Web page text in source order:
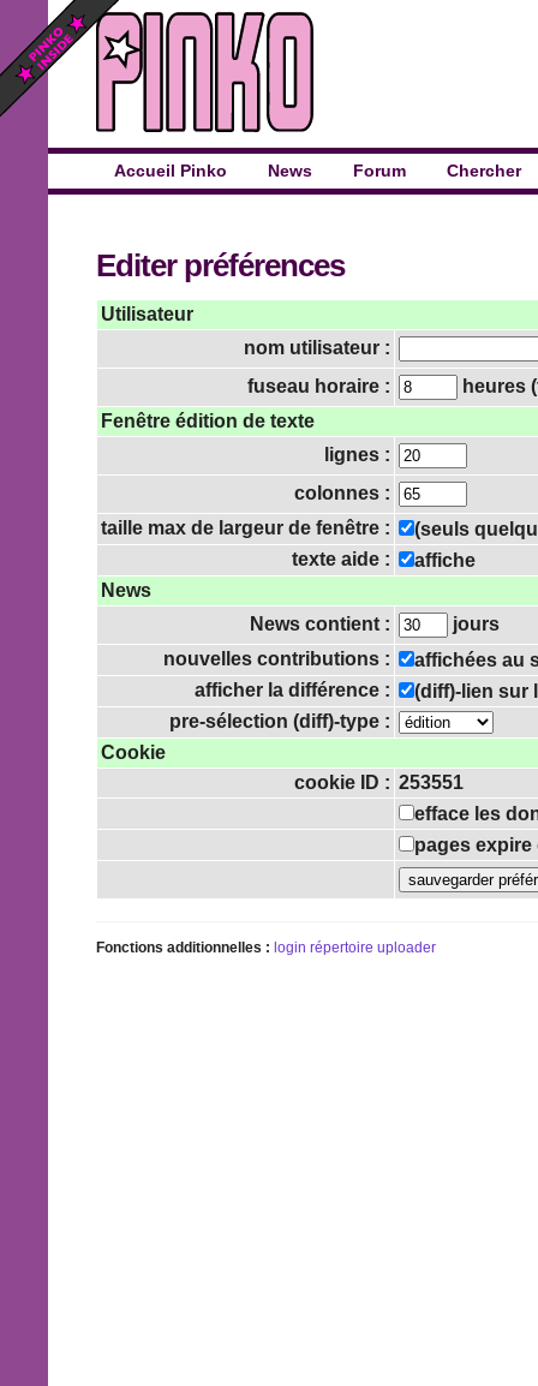
Accueil Pinko News Forum Chercher
Editer préférences
Utilisateur
nom utilisateur :
fuseau horaire :
heures
Fenêtre édition de texte
lignes :
colonnes :
taille max de largeur de fenêtre :
(seuls
texte aide :
affiche
News
News contient :
jours
nouvelles contributions :
affichées au
afficher la différence :
(diff)-lien sur
pre-sélection (diff)-type :
Cookie
cookie ID : 253551
efface les
pages
Fonctions additionnelles : login répertoire uploader